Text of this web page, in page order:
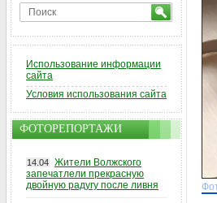
Использование информации
сайта
Условия использования сайта
ФОТОРЕПОРТАЖИ
14.04 Жители Волжского
запечатлели прекрасную
двойную радугу после ливня